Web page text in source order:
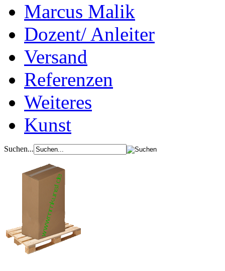
Marcus Malik
Dozent/ Anleiter
Versand
Referenzen
Weiteres
Kunst
Suchen...